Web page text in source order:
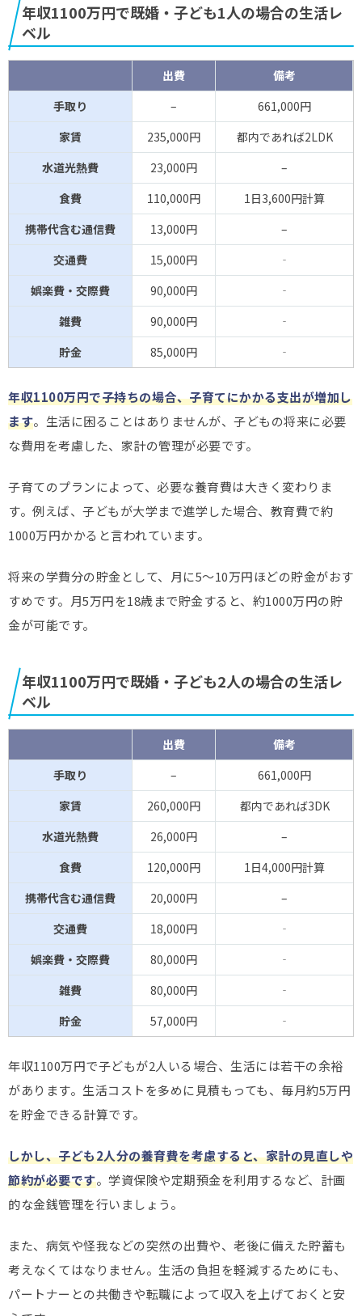
年収1100万円で既婚・子ども1人の場合の生活レ
ベル
出費
備考
手取り
–
661,000円
家賃
235,000円
都内であれば2LDK
水道光熱費
23,000円
–
食費
110,000円
1日3,600円計算
携帯代含む通信費
13,000円
–
交通費
15,000円
‐
娯楽費・交際費
90,000円
‐
雑費
90,000円
‐
貯金
85,000円 ‐
年収1100万円で子持ちの場合、子育てにかかる支出が増加し
ます。生活に困ることはありませんが、子どもの将来に必要
な費用を考慮した、家計の管理が必要です。
子育てのプランによって、必要な養育費は大きく変わりま
す。例えば、子どもが大学まで進学した場合、教育費で約
1000万円かかると言われています。
将来の学費分の貯金として、月に5～10万円ほどの貯金がおす
すめです。月5万円を18歳まで貯金すると、約1000万円の貯
金が可能です。
年収1100万円で既婚・子ども2人の場合の生活レ
ベル
出費
備考
手取り
–
661,000円
家賃
260,000円
都内であれば3DK
水道光熱費
26,000円
–
食費
120,000円
1日4,000円計算
携帯代含む通信費
20,000円
–
交通費
18,000円
‐
娯楽費・交際費
80,000円
‐
雑費
80,000円
‐
貯金
57,000円 ‐
年収1100万円で子どもが2人いる場合、生活には若干の余裕
があります。生活コストを多めに見積もっても、毎月約5万円
を貯金できる計算です。
しかし、子ども2人分の養育費を考慮すると、家計の見直しや
節約が必要です。学資保険や定期預金を利用するなど、計画
的な金銭管理を行いましょう。
また、病気や怪我などの突然の出費や、老後に備えた貯蓄も
考えなくてはなりません。生活の負担を軽減するためにも、
パートナーとの共働きや転職によって収入を上げておくと安